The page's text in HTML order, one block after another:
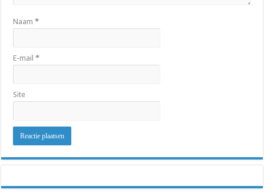
Naam*
E-mail*
Site